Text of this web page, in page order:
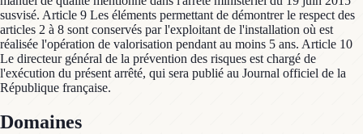
susvisé. Article 9 Les éléments permettant de démontrer le respect des
articles 2 à 8 sont conservés par l'exploitant de l'installation où est
réalisée l'opération de valorisation pendant au moins 5 ans. Article 10
Le directeur général de la prévention des risques est chargé de
l'exécution du présent arrêté, qui sera publié au Journal officiel de la
République française.
Domaines